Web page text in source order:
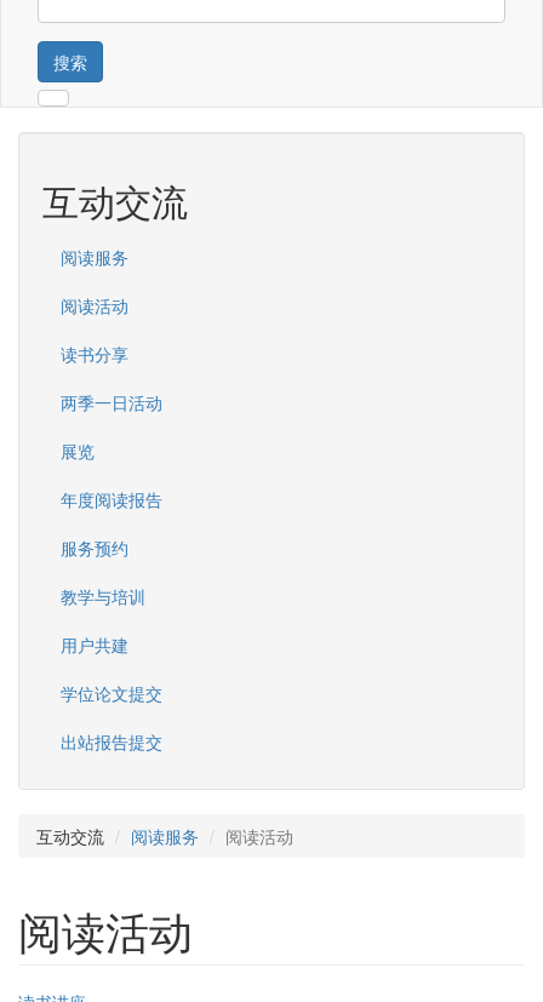
搜索
互动交流
阅读服务
阅读活动
读书分享
两季一日活动
展览
年度阅读报告
服务预约
教学与培训
用户共建
学位论文提交
出站报告提交
互动交流 阅读服务 阅读活动
阅读活动